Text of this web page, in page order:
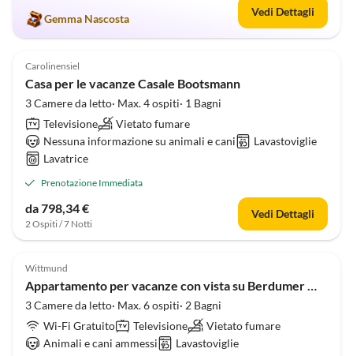
Gemma Nascosta
Vedi Dettagli
4.8 (16)
Carolinensiel
Casa per le vacanze Casale Bootsmann
3 Camere da letto· Max. 4 ospiti· 1 Bagni
Televisione
Vietato fumare
Nessuna informazione su animali e cani
Lavastoviglie
Lavatrice
Prenotazione Immediata
da 798,34 €
2 Ospiti / 7 Notti
Vedi Dettagli
4.7 (13)
Wittmund
Appartamento per vacanze con vista su Berdumer Mühlen
3 Camere da letto· Max. 6 ospiti· 2 Bagni
Wi-Fi Gratuito
Televisione
Vietato fumare
Animali e cani ammessi
Lavastoviglie